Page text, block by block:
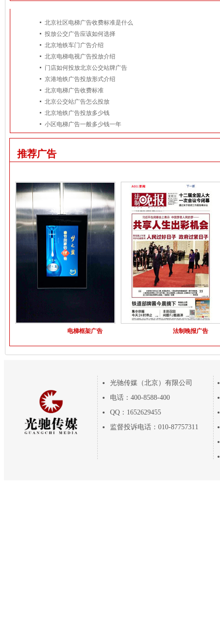
北京社区电梯广告收费标准是什么
投放公交广告应该如何选择
北京地铁车门广告介绍
北京电梯电视广告投放介绍
门店如何投放北京公交站牌广告
京港地铁广告投放形式介绍
北京电梯广告收费标准
北京公交站广告怎么投放
北京地铁广告投放多少钱
小区电梯广告一般多少钱一年
推荐广告
电梯框架广告 法制晚报广告
光驰传媒（北京）有限公司
电话：400-8588-400
QQ：1652629455
监督投诉电话：010-87757311